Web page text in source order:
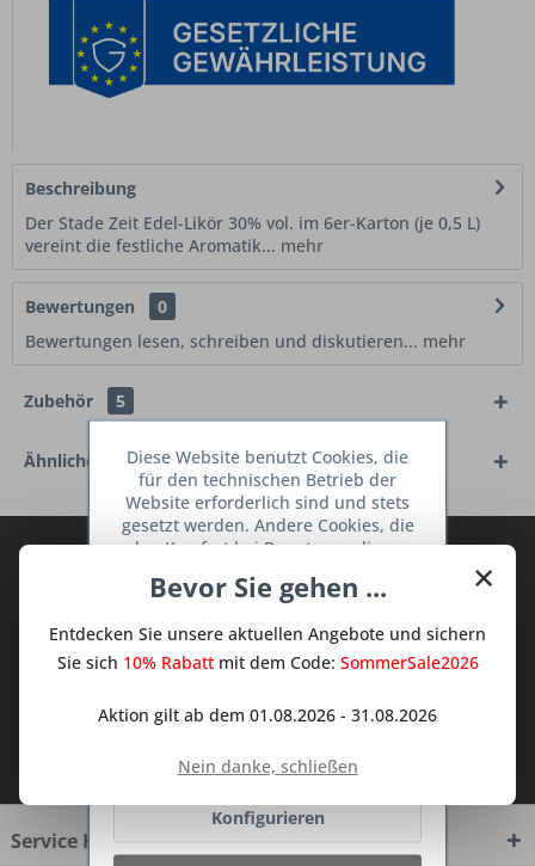
Beschreibung
Der Stade Zeit Edel-Likör 30% vol. im 6er-Karton (je 0,5 L)
vereint die festliche Aromatik... mehr
Bewertungen
0
Bewertungen lesen, schreiben und diskutieren... mehr
Zubehör 5
Ähnliche Artikel
Abonnieren Sie den kostenlosen Deine
TraumKüche Newsletter und verpassen
Sie keine Neuigkeit oder Aktion mehr aus
dem Traum Küchen - Shop.
zur Kenntnis genommen.
Service Hotline
×
Bevor Sie gehen ...
Entdecken Sie unsere aktuellen Angebote und sichern
Sie sich 10% Rabattmit dem Code: SommerSale2026
Aktion gilt ab dem 01.08.2026 - 31.08.2026
Nein danke, schließen
Diese Website benutzt Cookies, die
für den technischen Betrieb der
Website erforderlich sind und stets
gesetzt werden. Andere Cookies, die
den Komfort bei Benutzung dieser
dienen oder die Interaktion mit
Netzwerken vereinfachen sollen,
werden nur mit Ihrer Zustimmung
Ablehnen
Konfigurieren